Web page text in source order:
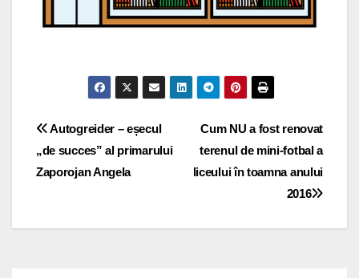
Navigare
în
Cum NU a fost renovat
terenul de mini-fotbal a
liceului în toamna anului
2016
Autogreider – eșecul
„de succes” al primarului
Zaporojan Angela